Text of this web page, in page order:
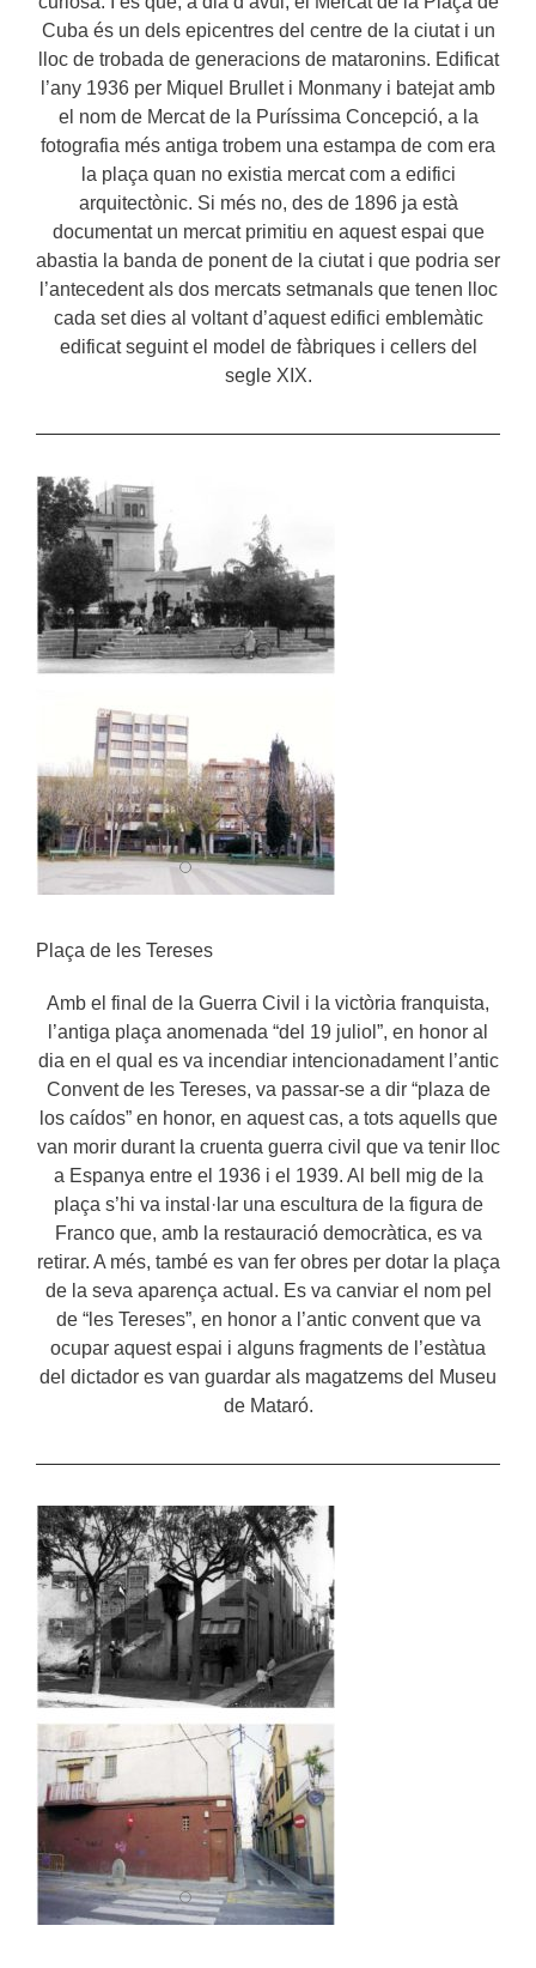
Cuba és un dels epicentres del centre de la ciutat i un
lloc de trobada de generacions de mataronins. Edificat
l’any 1936 per Miquel Brullet i Monmany i batejat amb
el nom de Mercat de la Puríssima Concepció, a la
fotografia més antiga trobem una estampa de com era
la plaça quan no existia mercat com a edifici
arquitectònic. Si més no, des de 1896 ja està
documentat un mercat primitiu en aquest espai que
abastia la banda de ponent de la ciutat i que podria ser
l’antecedent als dos mercats setmanals que tenen lloc
cada set dies al voltant d’aquest edifici emblemàtic
edificat seguint el model de fàbriques i cellers del
segle XIX.
Plaça de les Tereses
Amb el final de la Guerra Civil i la victòria franquista,
l’antiga plaça anomenada “del 19 juliol”, en honor al
dia en el qual es va incendiar intencionadament l’antic
Convent de les Tereses, va passar-se a dir “plaza de
los caídos” en honor, en aquest cas, a tots aquells que
van morir durant la cruenta guerra civil que va tenir lloc
a Espanya entre el 1936 i el 1939. Al bell mig de la
plaça s’hi va instal·lar una escultura de la figura de
Franco que, amb la restauració democràtica, es va
retirar. A més, també es van fer obres per dotar la plaça
de la seva aparença actual. Es va canviar el nom pel
de “les Tereses”, en honor a l’antic convent que va
ocupar aquest espai i alguns fragments de l’estàtua
del dictador es van guardar als magatzems del Museu
de Mataró.